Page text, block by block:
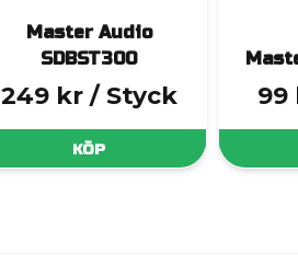
Master Audio
SDBST300
249 kr / Styck
KÖP
99